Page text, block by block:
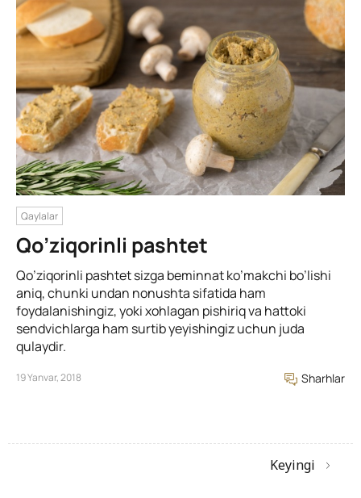
Qaylalar
Qo’ziqorinli pashtet
Qo’ziqorinli pashtet sizga beminnat ko’makchi bo’lishi
aniq, chunki undan nonushta sifatida ham
foydalanishingiz, yoki xohlagan pishiriq va hattoki
sendvichlarga ham surtib yeyishingiz uchun juda
qulaydir.
19 Yanvar, 2018 Sharhlar
Keyingi